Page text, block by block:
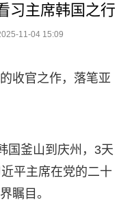
习主席韩国之行
11-04 15:09
收官之作，落笔亚
国釜山到庆州，3天
平主席在党的二十
瞩目。